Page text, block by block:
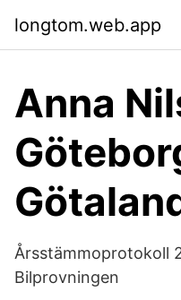
longtom.web.app
Anna
Årsstämmoprotokoll
Bilprovningen